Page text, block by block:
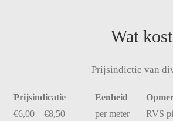
Wat
Prijsindictie van
Prijsindicatie Eenheid
€6,00 – €8,50 per meter RVS